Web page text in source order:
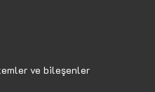
ve bileşenler